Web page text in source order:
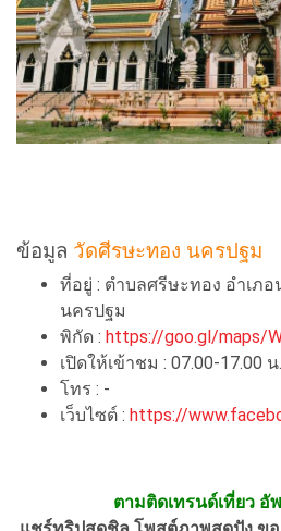
ข้อมูล วัดศีรษะทอง นครปฐม
ที่อยู่ : ตำบลศรีษะทอง อำเภ
นครปฐม
พิกัด : https://goo.gl/maps/
เปิดให้เข้าชม : 07.00-17.00 น.
โทร : -
เว็บไซต์ : https://
ตามติดเทรนด์เที่ยว อั